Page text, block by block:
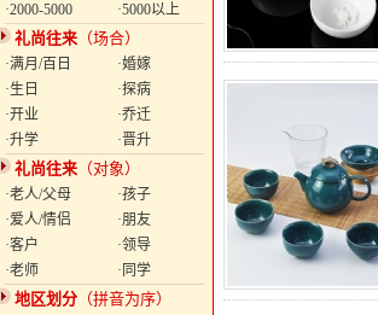
·2000-5000
·5000以上
礼尚往来 （场合）
·满月/百日
·婚嫁
·生日
·探病
·开业
·乔迁
·升学
·晋升
礼尚往来 （对象）
·老人/父母
·孩子
·爱人/情侣
·朋友
·客户
·领导
·老师
·同学
地区划分 （拼音为序）